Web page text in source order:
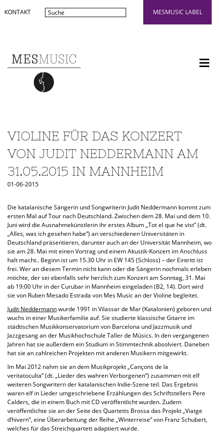
KONTAKT MESMUSIC LABEL
VIOLINE FÜR DAS KONZERT
VON JUDIT NEDDERMANN AM
31.05.2015 IN MANNHEIM
01-06-2015
Die katalanische Sängerin und Songwriterin Judit Neddermann kommt zum
ersten Mal auf Tour nach Deutschland.Zwischen dem 28. Mai und dem 10.
Juni wird die Ausnahmekünstlerin ihr erstes Album „Tot el que he vist“ (dt.
„Alles, was ich gesehen habe“) an verschiedenen Universitäten in
Deutschland präsentieren, darunter auchan der Universität Mannheim, wo
sie am 28. Mai mit einen Vortrag und einem Akustik-Konzert im Anschluss
halt macht.. Beginn ist um 15.30 Uhr in EW 145 (Schloss) – der Eintritt ist
frei. Wer an diesem Termin nicht kann oder die Sängerin nochmals erleben
möchte, der sei ebenfalls sehr herzlich zum Konzert am Sonntag, 31. Mai
ab 19:00 Uhr in der Curubar in Mannheim eingeladen (B2, 14). Dort wird
sie von Ruben Mesado Estrada von Mes Music an der Violine begleitet.
Judit Neddermannwurde 1991 in Vilassar de Mar (Katalonien) geboren und
wuchs in einer Musikerfamilie auf. Sie studierte klassische Gitarre im
städtischen Musikkonservatorium von Barcelona und Jazzmusik und
Jazzgesang an der Musikhochschule Taller de Músics. In den vergangenen
Jahren hat sie außerdem ein Studium in Stimmtechnik absolviert. Daneben
hat sie an zahlreichen Projekten mit anderen Musikern mitgewirkt.
Im Mai 2012 nahm sie an dem Musikprojekt „Cançons de la
veritatoculta“ (dt. „Lieder des wahren Verborgenen“) zusammen mit elf
weiteren Songwritern der katalanischen Indie-Szene teil. Das Ergebnis
waren elf in Lieder umgeschriebene Erzählungen des Schriftstellers Pere
Calders, die in einem Buch mit CD veröffentlicht wurden. Zudem
veröffentlichte sie an der Seite des Quartetts Brossa das Projekt „Viatge
d’hivern“, eine Überarbeitung der Reihe „Winterreise“ von Franz Schubert,
welches für das Streichquartett adaptiert wurde.